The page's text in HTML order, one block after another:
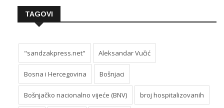
TAGOVI
"sandzakpress.net" Aleksandar Vučić
Bosna i Hercegovina Bošnjaci
Bošnjačko nacionalno vijeće (BNV) broj hospitalizovanih